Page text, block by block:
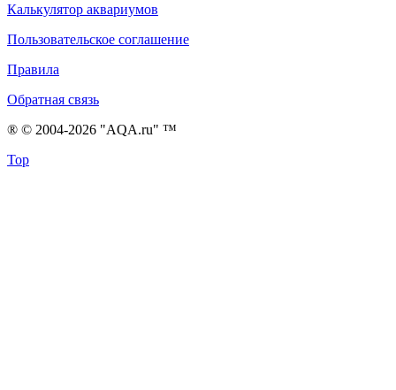
Калькулятор аквариумов
Пользовательское соглашение
Правила
Обратная связь
® © 2004-2026 "AQA.ru" ™
Top